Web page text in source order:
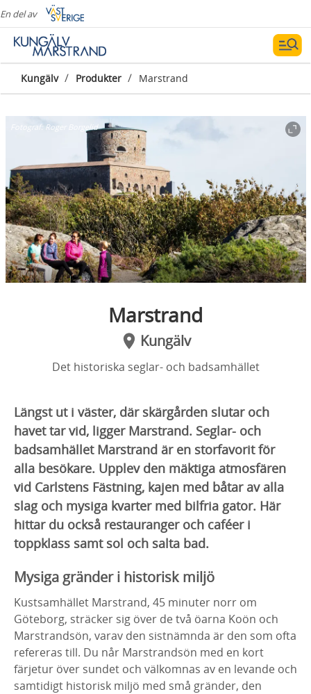
En del av
Kungälv / Produkter / Marstrand
Fotograf: Roger Borgelid
Marstrand
Kungälv
Det historiska seglar- och badsamhället
Längst ut i väster, där skärgården slutar och
havet tar vid, ligger Marstrand. Seglar- och
badsamhället Marstrand är en storfavorit för
alla besökare. Upplev den mäktiga atmosfären
vid Carlstens Fästning, kajen med båtar av alla
slag och mysiga kvarter med bilfria gator. Här
hittar du också restauranger och caféer i
toppklass samt sol och salta bad.
Mysiga gränder i historisk miljö
Kustsamhället Marstrand, 45 minuter norr om
Göteborg, sträcker sig över de två öarna Koön och
Marstrandsön, varav den sistnämnda är den som ofta
refereras till. Du når Marstrandsön med en kort
färjetur över sundet och välkomnas av en levande och
samtidigt historisk miljö med små gränder, den